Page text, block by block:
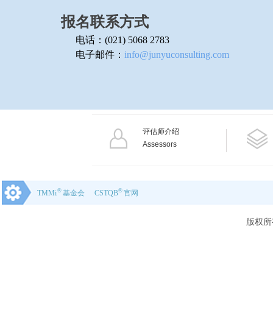
报名联系方式
电话： (021) 5068 2783
电子邮件： info@junyuconsulting.com
CSTQB
基金会
TMMi 官网
® ®
评估师介绍
Assessors
版权